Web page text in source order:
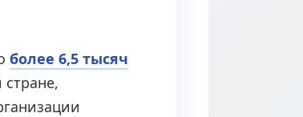
более 6,5 тысяч